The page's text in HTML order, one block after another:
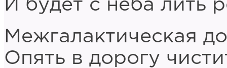
И будет с неба лить
Межгалактическая
Опять в дорогу